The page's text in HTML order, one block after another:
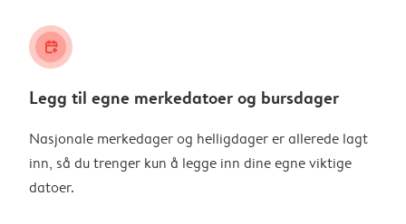
calendar_plus
Legg til egne merkedatoer og bursdager
Nasjonale merkedager og helligdager er allerede lagt
inn, så du trenger kun å legge inn dine egne viktige
datoer.